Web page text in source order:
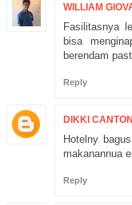
WILLIAM
Fasilitasnya
bisa
berendam
Reply
DIKKI
Hotelny
makanannua
Reply